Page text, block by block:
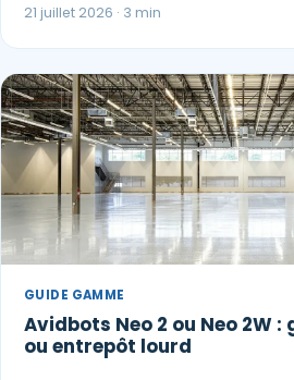
21 juillet 2026 · 3 min
GUIDE GAMME
Avidbots Neo 2 ou Neo 2W
ou entrepôt lourd